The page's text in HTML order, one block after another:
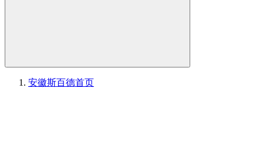
安徽斯百德首页